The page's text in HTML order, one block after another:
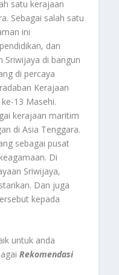
satu kerajaan
Sebagai salah satu
ini
dan
Sriwijaya di bangun
di percaya
Kerajaan
13 Masehi.
kerajaan maritim
di Asia Tenggara.
sebagai pusat
Di
Sriwijaya,
Dan juga
kepada
untuk anda
Rekomendasi